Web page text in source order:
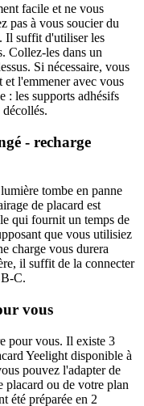
facile et ne vous
pas à vous soucier du
Il suffit d'utiliser les
Collez-les dans un
Si nécessaire, vous
et l'emmener avec vous
: les supports adhésifs
- recharge
tombe en panne
de placard est
qui fournit un temps de
que vous utilisiez
charge vous durera
il suffit de la connecter
C.
vous
pour vous. Il existe 3
Yeelight disponible à
pouvez l'adapter de
placard ou de votre plan
été préparée en 2